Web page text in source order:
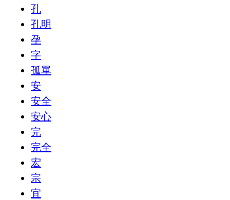
孔
孔明
孕
字
孤單
安
安全
安心
完
完全
宏
宗
宜